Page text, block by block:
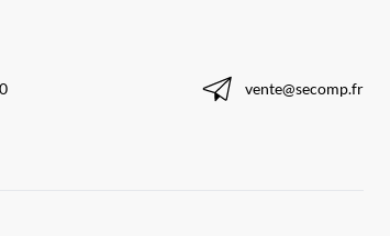
vente@secomp.fr